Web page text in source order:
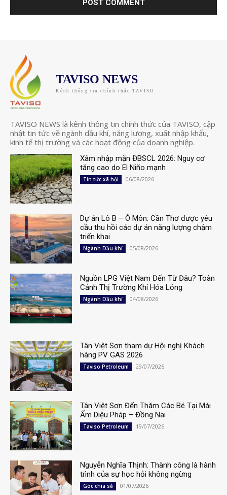
TAVISO NEWS
Kênh thông tin chính thức TAVISO
TAVISO NEWS là kênh thông tin chính thức của TAVISO, cập
nhật tin tức về ngành dầu khí, năng lượng, xuất nhập khẩu,
kinh tế thị trường và các hoạt động của doanh nghiệp.
Xâm nhập mặn ĐBSCL 2026: Nguy cơ
tăng cao do El Niño mạnh
Tin tức xã hội 06/08/2026
Dự án Lô B – Ô Môn: Cần Thơ được yêu
cầu thu hồi các dự án năng lượng chậm
triển khai
Ngành Dầu khí 05/08/2026
Nguồn LPG Việt Nam Đến Từ Đâu? Toàn
Cảnh Thị Trường Khí Hóa Lỏng
Ngành Dầu khí 04/08/2026
Tân Việt Sơn tham dự Hội nghị Khách
hàng PV GAS 2026
Taviso Petroleum 29/07/2026
Tân Việt Sơn Đến Thăm Các Bé Tại Mái
Ấm Diệu Pháp – Đồng Nai
Taviso Petroleum 19/07/2026
Nguyễn Nghĩa Thịnh: Thành công là hành
trình của sự học hỏi không ngừng
Góc chia sẻ 01/07/2026